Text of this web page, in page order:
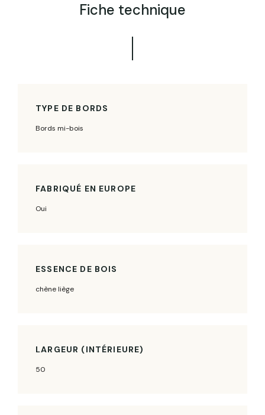
Fiche technique
TYPE DE BORDS
Bords mi-bois
FABRIQUÉ EN EUROPE
Oui
ESSENCE DE BOIS
chène liège
LARGEUR (INTÉRIEURE)
50